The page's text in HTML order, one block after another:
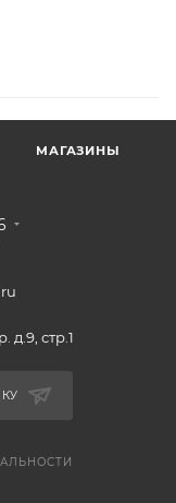
МАГАЗИНЫ
д.9, стр.1